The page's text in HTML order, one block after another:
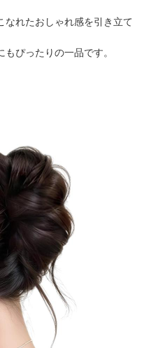
なれたおしゃれ感を引き立て
ぴったりの一品です。